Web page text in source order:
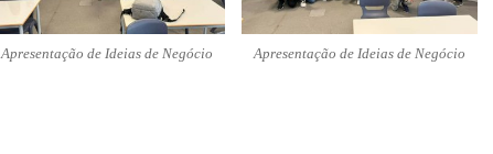
Apresentação de Ideias de Negócio Apresentação de Ideias de Negócio